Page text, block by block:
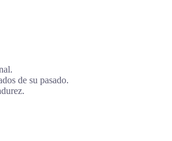
de su pasado.